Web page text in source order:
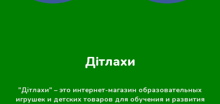
Дітлахи
"Дітлахи" – это интернет-магазин образовательных
игрушек и детских товаров для обучения и развития